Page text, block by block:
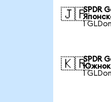
🇯🇵SPDR
1
🇰🇷SPDR
1